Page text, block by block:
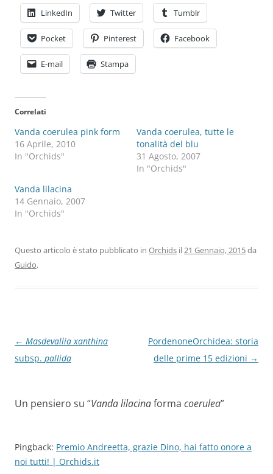
LinkedIn Twitter Tumblr
Pocket Pinterest Facebook
E-mail Stampa
Correlati
Vanda coerulea pink form
16 Aprile, 2010
In "Orchids"
Vanda coerulea, tutte le
tonalità del blu
31 Agosto, 2007
In "Orchids"
Vanda lilacina
14 Gennaio, 2007
In "Orchids"
Questo articolo è stato pubblicato in Orchids il 21 Gennaio, 2015da
Guido.
Navigazione
articolo
← Masdevallia xanthina
subsp. pallida
PordenoneOrchidea: storia
delle prime 15 edizioni →
Un pensiero su “Vanda lilacinaforma coerulea”
Pingback: Premio Andreetta, grazie Dino, hai fatto onore a
noi tutti! | Orchids.it